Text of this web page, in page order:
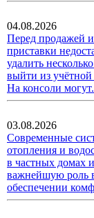
04.08.2026
Перед продажей
приставки
удалить
выйти из учётной
На консоли
03.08.2026
Современные
отопления и
в частных домах
важнейшую роль
обеспечении